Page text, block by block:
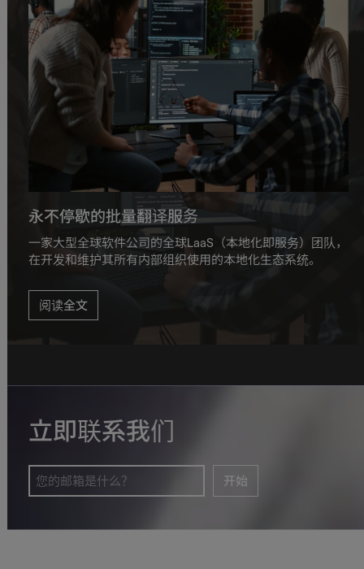
永不停歇的批量翻译服务
一家大型全球软件公司的全球LaaS（本地化即服务）团队，
在开发和维护其所有内部组织使用的本地化生态系统。
阅读全文
立即联系我们
开始